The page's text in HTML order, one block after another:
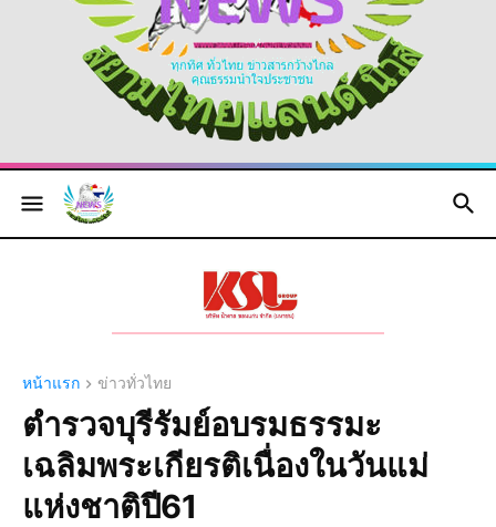
หน้าแรก ข่าวทั่วไทย
ตำรวจบุรีรัมย์อบรมธรรมะ
เฉลิมพระเกียรติเนื่องในวันแม่
แห่งชาติปี61